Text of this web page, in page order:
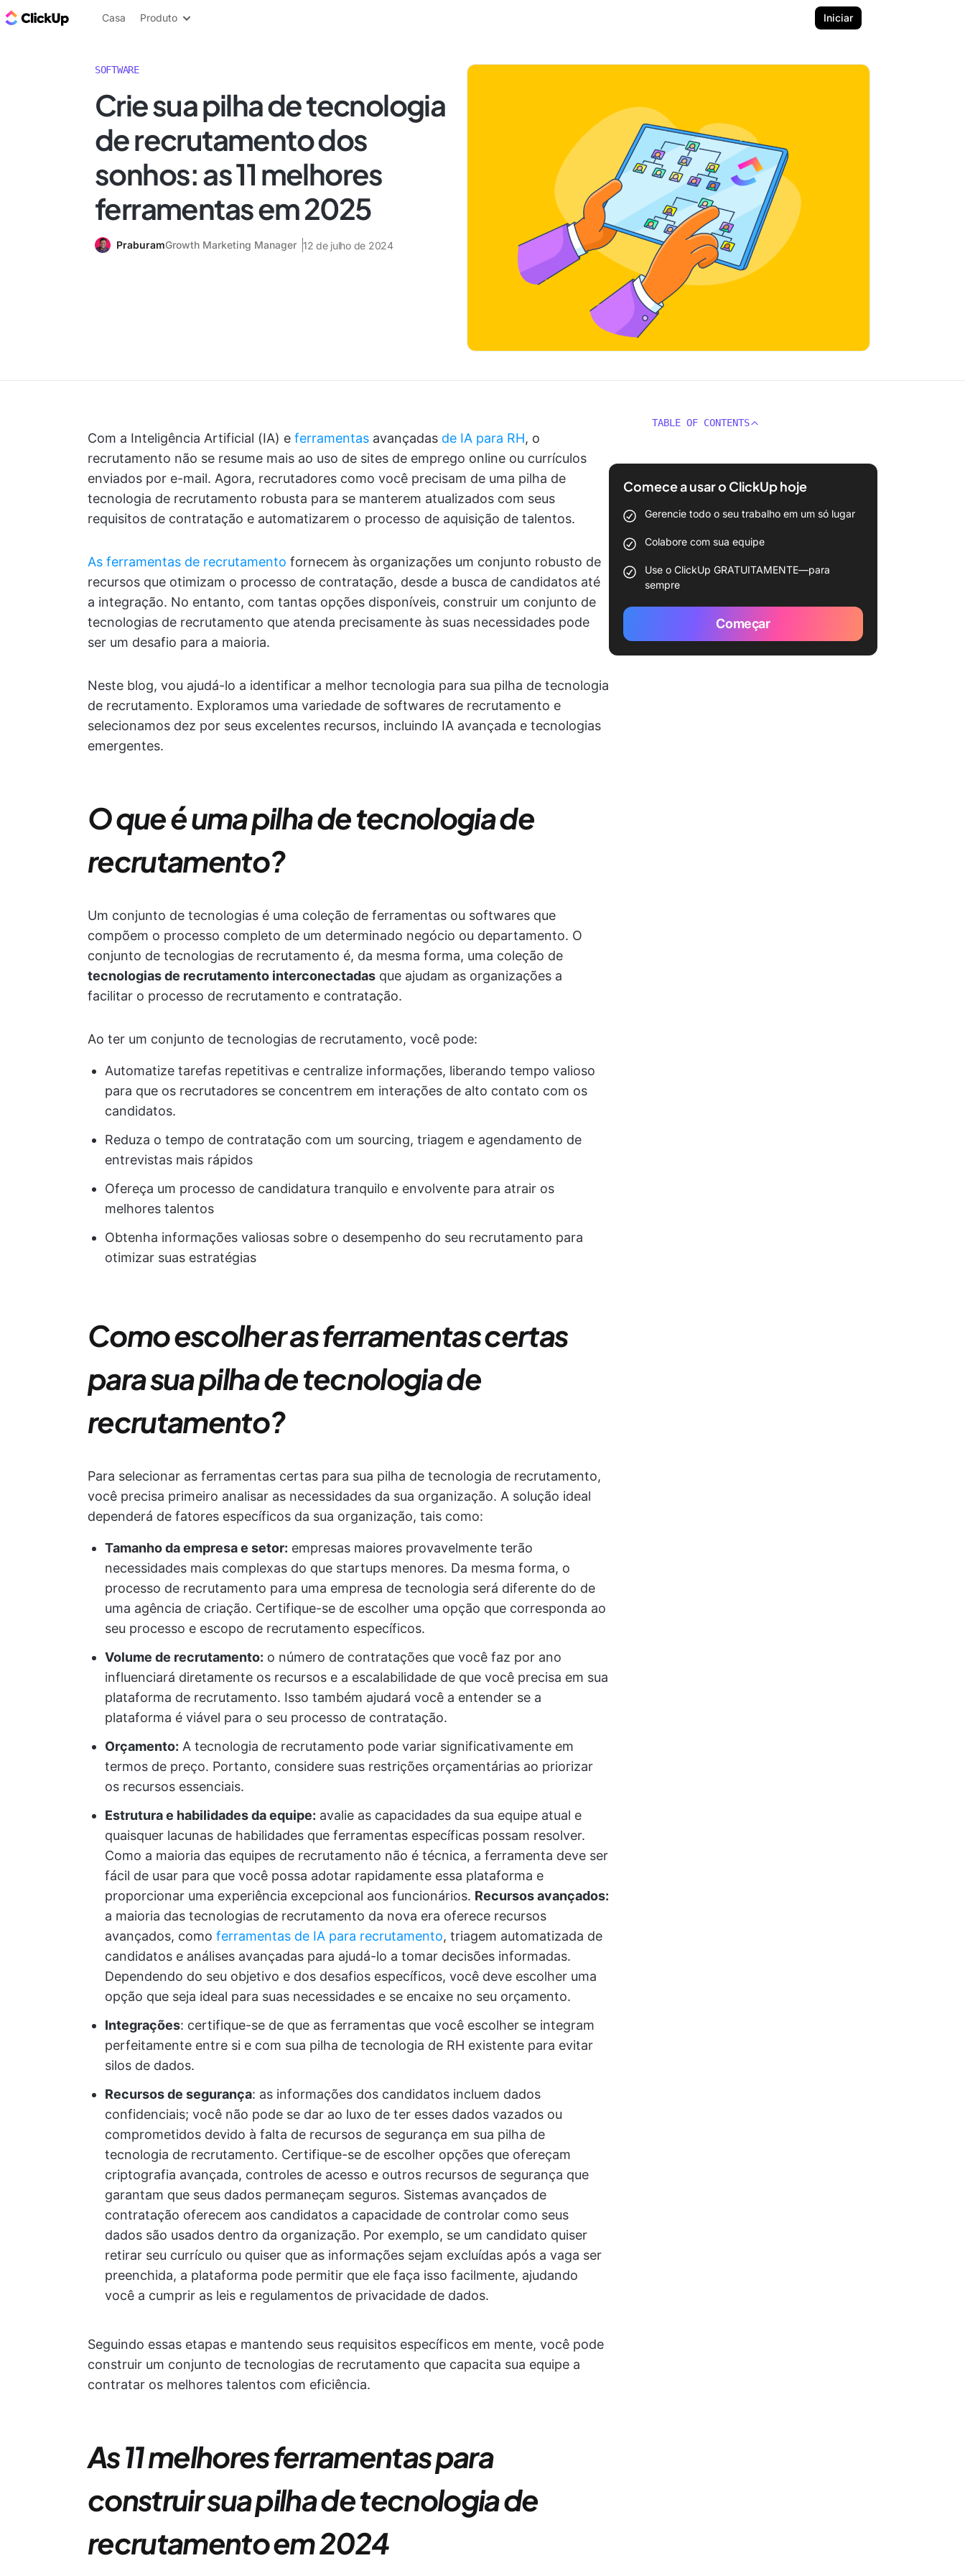
ClickUp Blogue
Casa Produto Iniciar
SOFTWARE
Crie sua pilha de tecnologia
de recrutamento dos
sonhos: as 11 melhores
ferramentas em 2025
PraburamGrowth Marketing Manager 12 de julho de 2024
Com a Inteligência Artificial (IA) e ferramentas avançadas de IA para RH, o
recrutamento não se resume mais ao uso de sites de emprego online ou currículos
enviados por e-mail. Agora, recrutadores como você precisam de uma pilha de
tecnologia de recrutamento robusta para se manterem atualizados com seus
requisitos de contratação e automatizarem o processo de aquisição de talentos.
As ferramentas de recrutamento fornecem às organizações um conjunto robusto de
recursos que otimizam o processo de contratação, desde a busca de candidatos até
a integração. No entanto, com tantas opções disponíveis, construir um conjunto de
tecnologias de recrutamento que atenda precisamente às suas necessidades pode
ser um desafio para a maioria.
Neste blog, vou ajudá-lo a identificar a melhor tecnologia para sua pilha de tecnologia
de recrutamento. Exploramos uma variedade de softwares de recrutamento e
selecionamos dez por seus excelentes recursos, incluindo IA avançada e tecnologias
emergentes.
O que é uma pilha de tecnologia de
recrutamento?
Um conjunto de tecnologias é uma coleção de ferramentas ou softwares que
compõem o processo completo de um determinado negócio ou departamento. O
conjunto de tecnologias de recrutamento é, da mesma forma, uma coleção de
tecnologias de recrutamento interconectadas que ajudam as organizações a
facilitar o processo de recrutamento e contratação.
Ao ter um conjunto de tecnologias de recrutamento, você pode:
Automatize tarefas repetitivas e centralize informações, liberando tempo valioso
para que os recrutadores se concentrem em interações de alto contato com os
candidatos.
Reduza o tempo de contratação com um sourcing, triagem e agendamento de
entrevistas mais rápidos
Ofereça um processo de candidatura tranquilo e envolvente para atrair os
melhores talentos
Obtenha informações valiosas sobre o desempenho do seu recrutamento para
otimizar suas estratégias
Como escolher as ferramentas certas
para sua pilha de tecnologia de
recrutamento?
Para selecionar as ferramentas certas para sua pilha de tecnologia de recrutamento,
você precisa primeiro analisar as necessidades da sua organização. A solução ideal
dependerá de fatores específicos da sua organização, tais como:
Tamanho da empresa e setor: empresas maiores provavelmente terão
necessidades mais complexas do que startups menores. Da mesma forma, o
processo de recrutamento para uma empresa de tecnologia será diferente do de
uma agência de criação. Certifique-se de escolher uma opção que corresponda ao
seu processo e escopo de recrutamento específicos.
Volume de recrutamento: o número de contratações que você faz por ano
influenciará diretamente os recursos e a escalabilidade de que você precisa em sua
plataforma de recrutamento. Isso também ajudará você a entender se a
plataforma é viável para o seu processo de contratação.
Orçamento: A tecnologia de recrutamento pode variar significativamente em
termos de preço. Portanto, considere suas restrições orçamentárias ao priorizar
os recursos essenciais.
Estrutura e habilidades da equipe: avalie as capacidades da sua equipe atual e
quaisquer lacunas de habilidades que ferramentas específicas possam resolver.
Como a maioria das equipes de recrutamento não é técnica, a ferramenta deve ser
fácil de usar para que você possa adotar rapidamente essa plataforma e
proporcionar uma experiência excepcional aos funcionários. Recursos avançados:
a maioria das tecnologias de recrutamento da nova era oferece recursos
avançados, como ferramentas de IA para recrutamento, triagem automatizada de
candidatos e análises avançadas para ajudá-lo a tomar decisões informadas.
Dependendo do seu objetivo e dos desafios específicos, você deve escolher uma
opção que seja ideal para suas necessidades e se encaixe no seu orçamento.
Integrações: certifique-se de que as ferramentas que você escolher se integram
perfeitamente entre si e com sua pilha de tecnologia de RH existente para evitar
silos de dados.
Recursos de segurança: as informações dos candidatos incluem dados
confidenciais; você não pode se dar ao luxo de ter esses dados vazados ou
comprometidos devido à falta de recursos de segurança em sua pilha de
tecnologia de recrutamento. Certifique-se de escolher opções que ofereçam
criptografia avançada, controles de acesso e outros recursos de segurança que
garantam que seus dados permaneçam seguros. Sistemas avançados de
contratação oferecem aos candidatos a capacidade de controlar como seus
dados são usados dentro da organização. Por exemplo, se um candidato quiser
retirar seu currículo ou quiser que as informações sejam excluídas após a vaga ser
preenchida, a plataforma pode permitir que ele faça isso facilmente, ajudando
você a cumprir as leis e regulamentos de privacidade de dados.
Seguindo essas etapas e mantendo seus requisitos específicos em mente, você pode
construir um conjunto de tecnologias de recrutamento que capacita sua equipe a
contratar os melhores talentos com eficiência.
As 11 melhores ferramentas para
construir sua pilha de tecnologia de
recrutamento em 2024
TABLE OF CONTENTS
Comece a usar o ClickUp hoje
Gerencie todo o seu trabalho em um só lugar
Colabore com sua equipe
Use o ClickUp GRATUITAMENTE—para
sempre
Começar